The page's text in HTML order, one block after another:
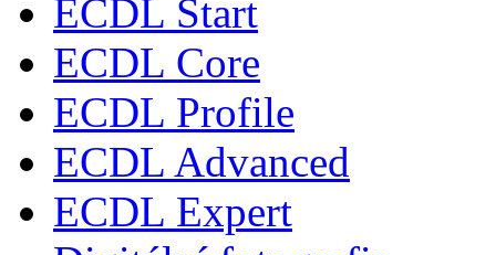
ECDL Start
ECDL Core
ECDL Profile
ECDL Advanced
ECDL Expert